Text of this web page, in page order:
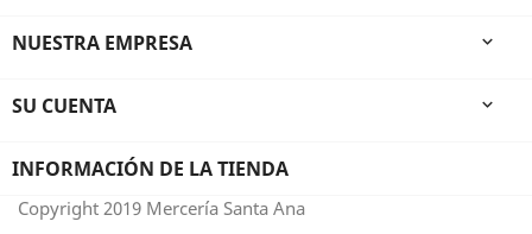
NUESTRA EMPRESA 
SU CUENTA 
INFORMACIÓN DE LA TIENDA
Copyright 2019 Mercería Santa Ana